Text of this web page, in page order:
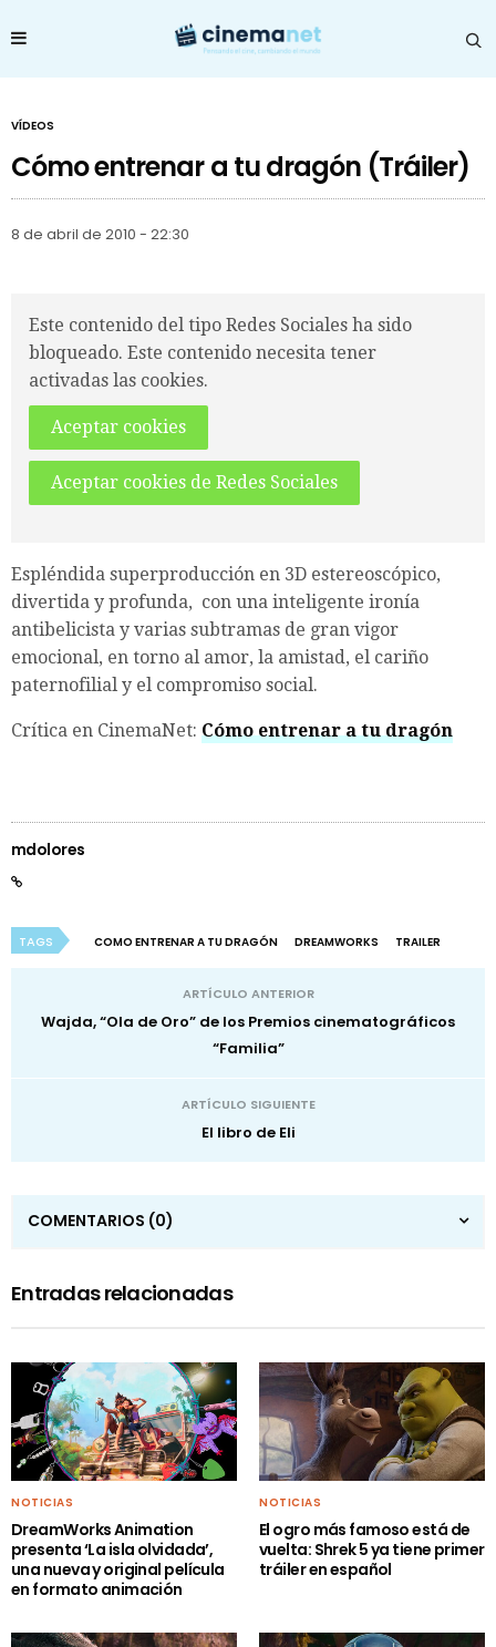
VÍDEOS
Cómo entrenar a tu dragón (Tráiler)
8 de abril de 2010 - 22:30
Este contenido del tipo Redes Sociales ha sido
bloqueado. Este contenido necesita tener
activadas las cookies.
Aceptar cookies
Aceptar cookies de Redes Sociales
Espléndida superproducción en 3D estereoscópico,
divertida y profunda, con una inteligente ironía
antibelicista y varias subtramas de gran vigor
emocional, en torno al amor, la amistad, el cariño
paternofilial y el compromiso social.
Crítica en CinemaNet: Cómo entrenar a tu dragón
mdolores
TAGS COMO ENTRENAR A TU DRAGÓN DREAMWORKS TRAILER
ARTÍCULO ANTERIOR
Wajda, “Ola de Oro” de los Premios cinematográficos
“Familia”
ARTÍCULO SIGUIENTE
El libro de Eli
COMENTARIOS (0)
Entradas relacionadas
NOTICIAS
DreamWorks Animation
presenta ‘La isla olvidada’,
una nueva y original película
en formato animación
NOTICIAS
El ogro más famoso está de
vuelta: Shrek 5 ya tiene primer
tráiler en español